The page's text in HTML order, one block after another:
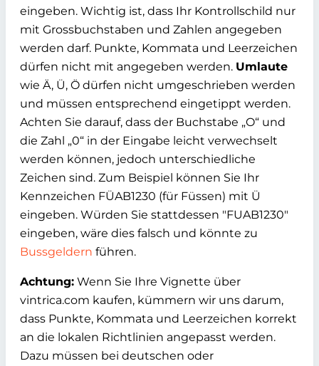
eingeben. Wichtig ist, dass Ihr Kontrollschild nur
mit Grossbuchstaben und Zahlen angegeben
werden darf. Punkte, Kommata und Leerzeichen
dürfen nicht mit angegeben werden. Umlaute
wie Ä, Ü, Ö dürfen nicht umgeschrieben werden
und müssen entsprechend eingetippt werden.
Achten Sie darauf, dass der Buchstabe „O“ und
die Zahl „0“ in der Eingabe leicht verwechselt
werden können, jedoch unterschiedliche
Zeichen sind. Zum Beispiel können Sie Ihr
Kennzeichen FÜAB1230 (für Füssen) mit Ü
eingeben. Würden Sie stattdessen "FUAB1230"
eingeben, wäre dies falsch und könnte zu
Bussgeldern führen.
Achtung: Wenn Sie Ihre Vignette über
vintrica.com kaufen, kümmern wir uns darum,
dass Punkte, Kommata und Leerzeichen korrekt
an die lokalen Richtlinien angepasst werden.
Dazu müssen bei deutschen oder